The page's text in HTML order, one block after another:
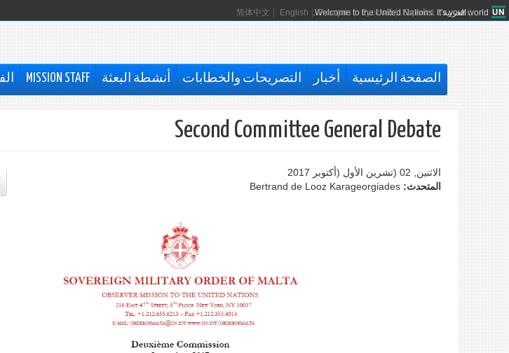
Welcome to the United Nations. It's your world.
العربية 简体中文 English Français Русский Español
الصفحة الرئيسية أخبار التصريحات والخطابات أنشطة البعثة MISSION STAFF
Second Committee General Debate
الاثنين, 02 (تشرين اﻷول (أكتوبر 2017
المتحدث: Bertrand de Looz Karageorgiades